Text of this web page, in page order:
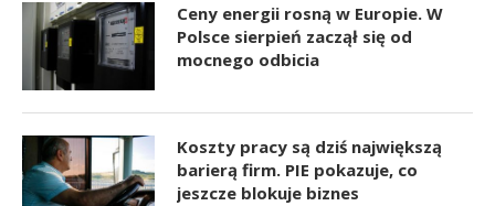
Ceny energii rosną w Europie. W
Polsce sierpień zaczął się od
mocnego odbicia
Koszty pracy są dziś największą
barierą firm. PIE pokazuje, co
jeszcze blokuje biznes